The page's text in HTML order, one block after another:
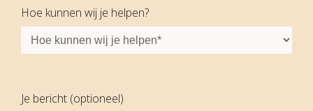
Hoe kunnen wij je helpen?
Je bericht (optioneel)